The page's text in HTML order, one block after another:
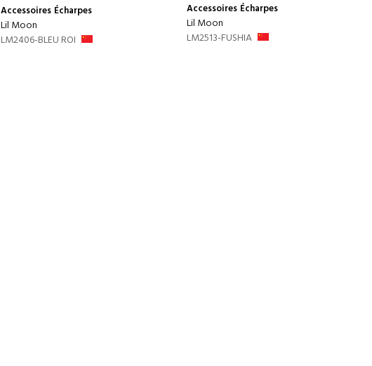
Accessoires Écharpes
Lil Moon
LM2406-BLEU ROI
Accessoires Écharpes
Lil Moon
LM2513-FUSHIA